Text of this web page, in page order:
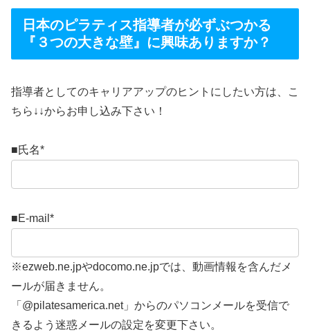
日本のピラティス指導者が必ずぶつかる
『３つの大きな壁』に興味ありますか？
指導者としてのキャリアアップのヒントにしたい方は、こ
ちら↓↓からお申し込み下さい！
■氏名*
■E-mail *
※ezweb.ne.jpやdocomo.ne.jpでは、動画情報を含んだメ
ールが届きません。
「@pilatesamerica.net」からのパソコンメールを受信で
きるよう迷惑メールの設定を変更下さい。